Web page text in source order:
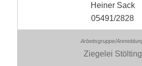
Heiner Sack
05491/2828
Ziegelei Stölting